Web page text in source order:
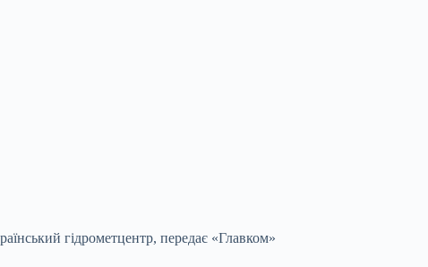
гідрометцентр, передає «Главком»